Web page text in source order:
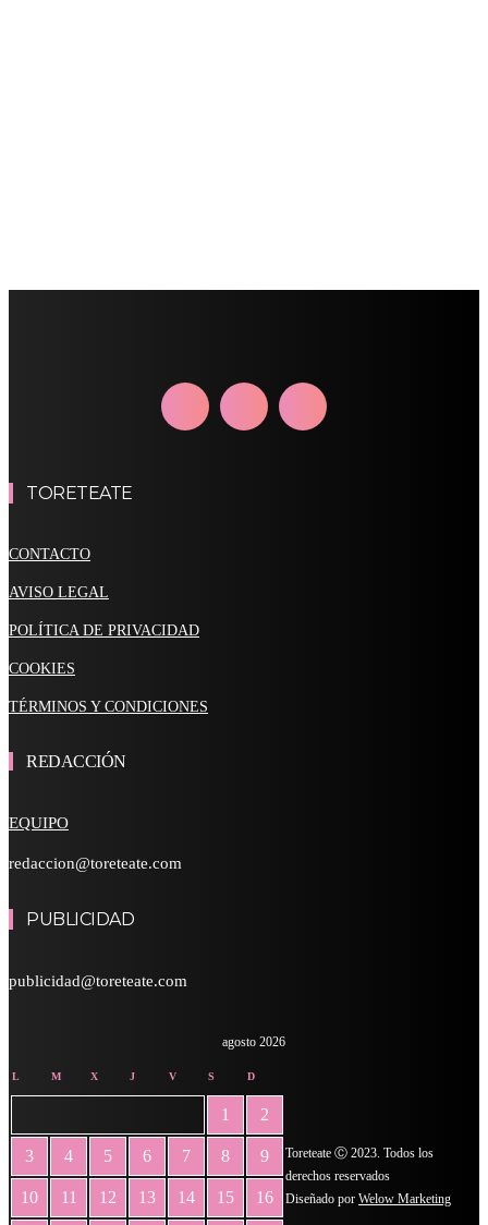
TORETEATE
CONTACTO
AVISO LEGAL
POLÍTICA DE PRIVACIDAD
COOKIES
TÉRMINOS Y CONDICIONES
REDACCIÓN
EQUIPO
redaccion@toreteate.com
PUBLICIDAD
publicidad@toreteate.com
agosto 2026
L M X J V S D
1 2
3 4 5 6 7 8 9
10 11 12 13 14 15 16
Toreteate Ⓒ 2023. Todos los
derechos reservados
Diseñado por Welow Marketing